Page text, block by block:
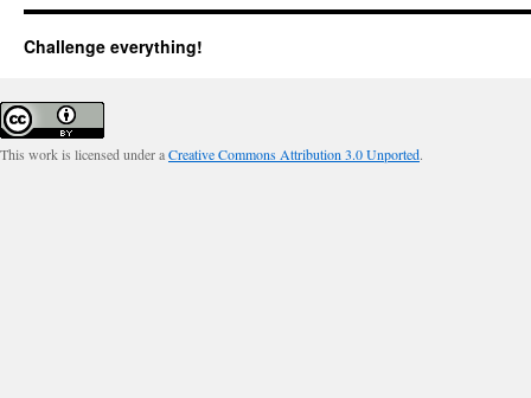
Challenge everything!
This work is licensed under aCreative Commons Attribution 3.0 Unported.